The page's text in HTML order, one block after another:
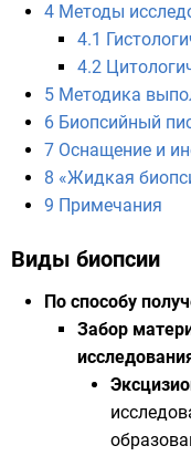
4 Методы
4.1
4.2
5 Методика
6 Биопсийный
7 Оснащение и
8 «Жидкая
9 Примечания
Виды биопсии
По способу
Забор